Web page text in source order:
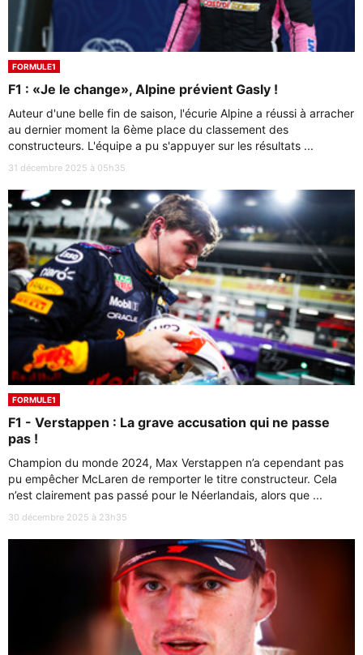
FORMULE1
F1 : «Je le change», Alpine prévient Gasly !
Auteur d'une belle fin de saison, l'écurie Alpine a réussi à arracher
au dernier moment la 6ème place du classement des
constructeurs. L'équipe a pu s'appuyer sur les résultats ...
31 décembre 2025 à 05h35
FORMULE1
F1 - Verstappen : La grave accusation qui ne passe
pas !
Champion du monde 2024, Max Verstappen n’a cependant pas
pu empêcher McLaren de remporter le titre constructeur. Cela
n’est clairement pas passé pour le Néerlandais, alors que ...
30 décembre 2025 à 23h35